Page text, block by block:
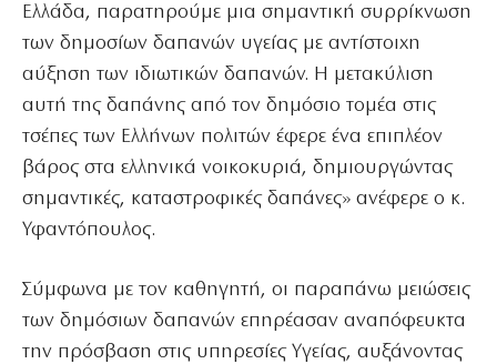
Ελλάδα, παρατηρούμε μια σημαντική συρρίκνωση
των δημοσίων δαπανών υγείας με αντίστοιχη
αύξηση των ιδιωτικών δαπανών. Η μετακύλιση
αυτή της δαπάνης από τον δημόσιο τομέα στις
τσέπες των Ελλήνων πολιτών έφερε ένα επιπλέον
βάρος στα ελληνικά νοικοκυριά, δημιουργώντας
σημαντικές, καταστροφικές δαπάνες» ανέφερε ο κ.
Υφαντόπουλος.
Σύμφωνα με τον καθηγητή, οι παραπάνω μειώσεις
των δημόσιων δαπανών επηρέασαν αναπόφευκτα
την πρόσβαση στις υπηρεσίες Υγείας, αυξάνοντας